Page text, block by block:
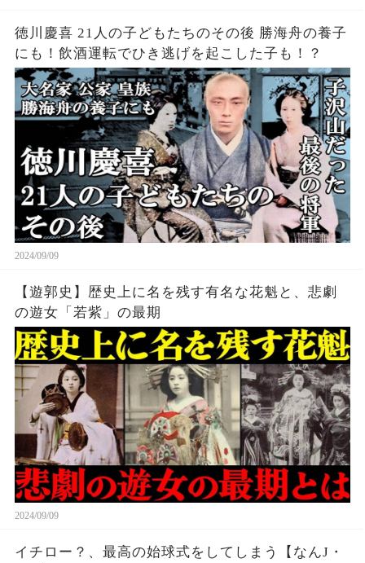
徳川慶喜 21人の子どもたちのその後 勝海舟の養子
にも！飲酒運転でひき逃げを起こした子も！？
2024/09/09
【遊郭史】歴史上に名を残す有名な花魁と、悲劇
の遊女「若紫」の最期
2024/09/09
イチロー？、最高の始球式をしてしまう【なんJ・